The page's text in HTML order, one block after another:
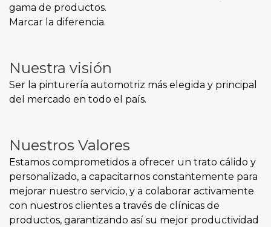
gama de productos.
Marcar la diferencia.
Nuestra visión
Ser la pinturería automotriz más elegida y principal
del mercado en todo el país.
Nuestros Valores
Estamos comprometidos a ofrecer un trato cálido y
personalizado, a capacitarnos constantemente para
mejorar nuestro servicio, y a colaborar activamente
con nuestros clientes a través de clínicas de
productos, garantizando así su mejor productividad